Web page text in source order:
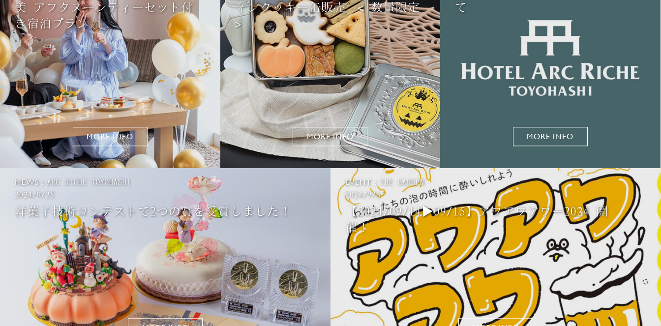
美 アフタヌーンティーセット付
き宿泊プラン
MORE INFO
ィンクッキー缶販売 < 数量限定
>
MORE INFO
て
MORE INFO
NEWS： ARC RICHE TOYOHASHI
2024/9/25
洋菓子技術コンテストで2つの賞を受賞しました！
EVENT： THE GARDEN
2024/9/6
【2024/09/14▶09/15】アワアワアワー2024 開
催！